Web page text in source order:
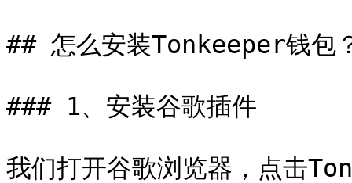
## 怎么安装Tonkeeper钱包
### 1、安装谷歌插件
我们打开谷歌浏览器，点击